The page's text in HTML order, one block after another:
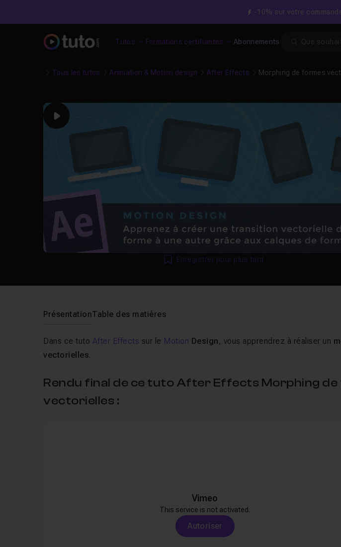
-10% sur votre
Tutos Formations certifiantes Abonnements
Tous les tutos Animation & Motion design After Effects Morphing de formes
Play
Enregistrer pour plus tard
PrésentationTable des matières
Dans ce tuto After Effects sur le Motion Design , vous apprendrez à réaliser un
vectorielles.
Rendu final de ce tuto After Effects Morphing
vectorielles :
Vimeo
This service is not activated.
Autoriser